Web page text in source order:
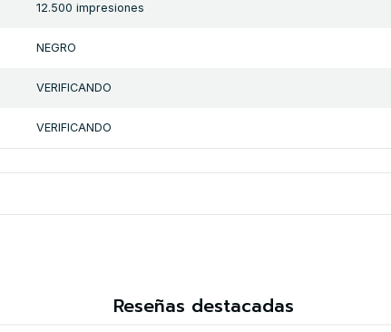
12.500 impresiones
NEGRO
VERIFICANDO
VERIFICANDO
Reseñas destacadas